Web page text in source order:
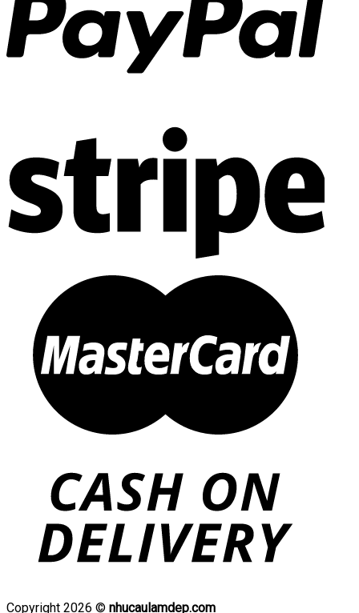
Copyright 2026 © nhucaulamdep.com